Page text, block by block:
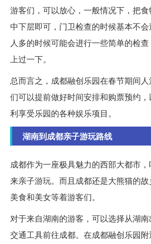
游客们，可以放心，一般情况下，把
中下层即可，门卫检查的时候基本不会
人多的时候可能会进行一些简单的检
上过一下。
总而言之，成都融创乐园在春节期间
们可以提前做好时间安排和购票预约
利享受乐园的各种娱乐项目。
湖南到成都亲子游玩路线
成都作为一座极具魅力的西部大都市
来亲子游玩。而且成都还是大熊猫的
美食和美女等着游客们。
对于来自湖南的游客，可以选择从湖
交通工具前往成都。在成都融创乐园